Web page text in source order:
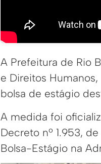
A Prefeitura de Rio
e Direitos
bolsa de estágio
A medida foi
Decreto nº 1.953,
Bolsa-Estágio na